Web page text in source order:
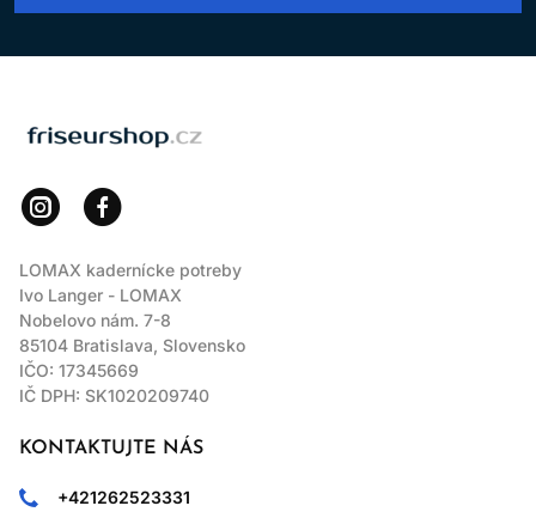
LOMAX kadernícke potreby
Ivo Langer - LOMAX
Nobelovo nám. 7-8
85104 Bratislava, Slovensko
IČO: 17345669
IČ DPH: SK1020209740
KONTAKTUJTE NÁS
+421262523331